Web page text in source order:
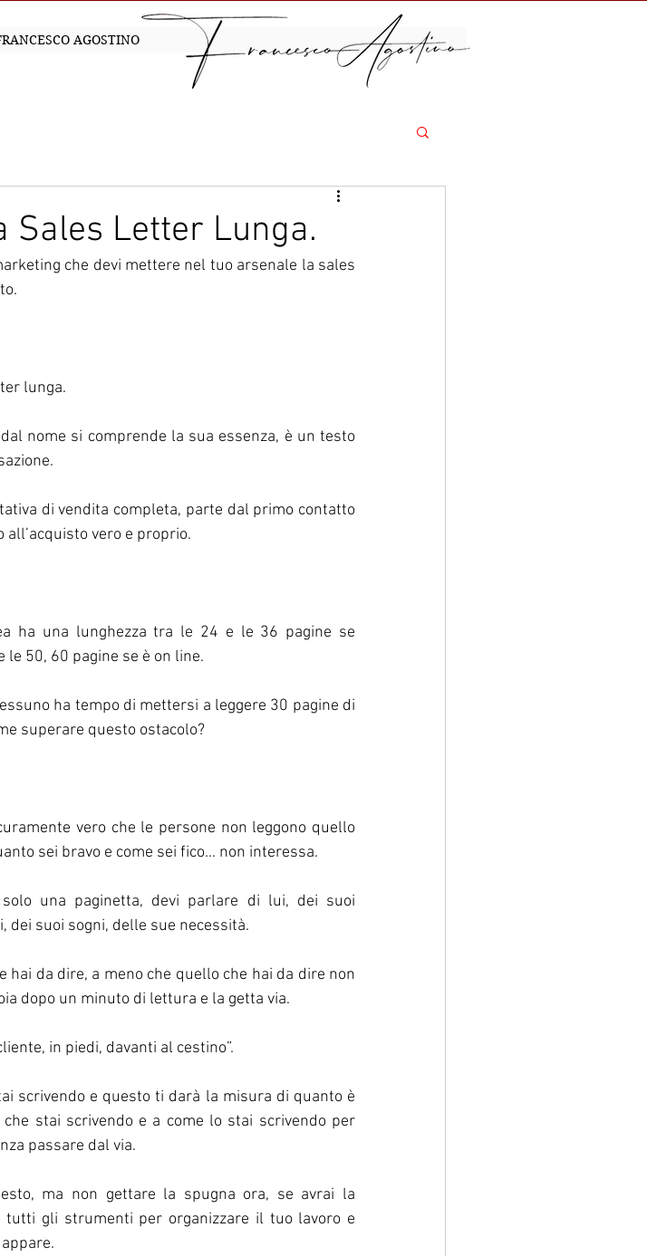
AGOSTINO
Letter Lunga.
che devi mettere nel tuo arsenale la sales
lunga.
nome si comprende la sua essenza, è un testo
di vendita completa, parte dal primo contatto
vero e proprio.
ha una lunghezza tra le 24 e le 36 pagine se
50, 60 pagine se è on line.
ha tempo di mettersi a leggere 30 pagine di
superare questo ostacolo?
vero che le persone non leggono quello
sei bravo e come sei fico… non interessa.
una paginetta, devi parlare di lui, dei suoi
dei suoi sogni, delle sue necessità.
da dire, a meno che quello che hai da dire non
dopo un minuto di lettura e la getta via.
in piedi, davanti al cestino”.
scrivendo e questo ti darà la misura di quanto è
stai scrivendo e a come lo stai scrivendo per
passare dal via.
ma non gettare la spugna ora, se avrai la
gli strumenti per organizzare il tuo lavoro e